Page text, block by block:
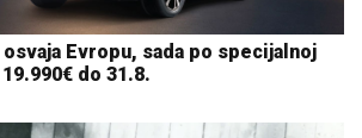
Evropu, sada po specijalnoj
do 31.8.